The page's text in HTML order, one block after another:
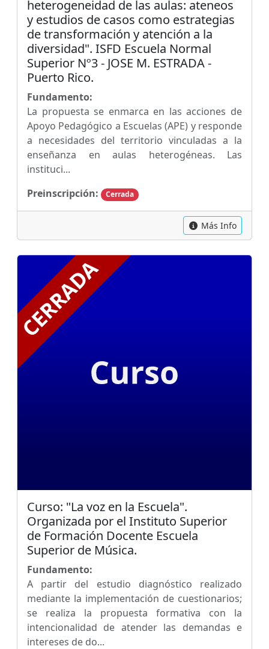
heterogeneidad de las aulas: ateneos
y estudios de casos como estrategias
de transformación y atención a la
diversidad". ISFD Escuela Normal
Superior Nº3 - JOSE M. ESTRADA -
Puerto Rico.
Fundamento:
La propuesta se enmarca en las acciones de
Apoyo Pedagógico a Escuelas (APE) y responde
a necesidades del territorio vinculadas a la
enseñanza en aulas heterogéneas. Las
instituci...
Preinscripción:
Cerrada
Más Info
Curso: "La voz en la Escuela".
Organizada por el Instituto Superior
de Formación Docente Escuela
Superior de Música.
Fundamento:
A partir del estudio diagnóstico realizado
mediante la implementación de cuestionarios;
se realiza la propuesta formativa con la
intencionalidad de atender las demandas e
intereses de do...